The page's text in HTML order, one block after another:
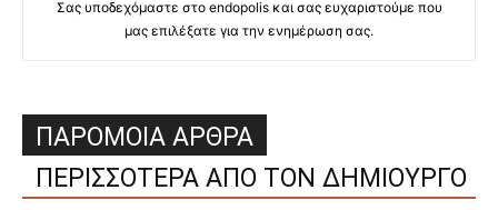
Σας υποδεχόμαστε στο endopolis και σας ευχαριστούμε που
μας επιλέξατε για την ενημέρωση σας.
ΠΑΡΟΜΟΙΑ ΑΡΘΡΑ
ΠΕΡΙΣΣΟΤΕΡΑ ΑΠΟ ΤΟΝ ΔΗΜΙΟΥΡΓΟ